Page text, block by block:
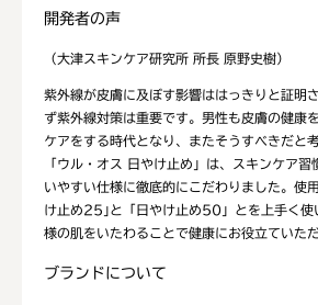
開発者の声
（大津スキンケア研究所 所長 原野史樹）
紫外線が皮膚に及ぼす影響ははっきりと証明
ず紫外線対策は重要です。男性も皮膚の健康
ケアをする時代となり、またそうすべきだと考
「ウル・オス 日やけ止め」は、スキンケア
いやすい仕様に徹底的にこだわりました。使
け止め25｣と「日やけ止め50」とを上手く使
様の肌をいたわることで健康にお役立ていただ
ブランドについて